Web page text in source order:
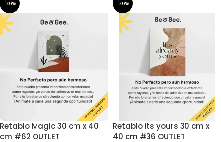
-70%
Retablo Magic 30 cm x 40
cm #62 OUTLET
-70%
Retablo its yours 30 cm x
40 cm #36 OUTLET